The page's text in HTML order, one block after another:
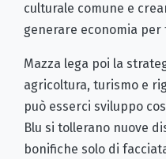
culturale comune e
generare economia per
Mazza lega poi la
agricoltura, turismo e
può esserci sviluppo
Blu si tollerano nuove
bonifiche solo di